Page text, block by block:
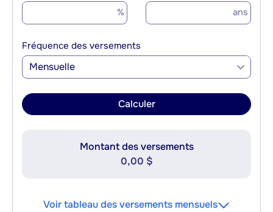
% ans
Fréquence des versements
Mensuelle
Calculer
Montant des versements
0,00 $
Voir tableau des versements mensuels